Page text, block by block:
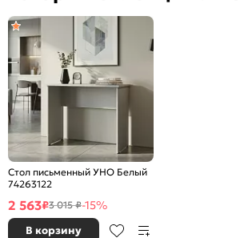
Стол письменный УНО Белый
74263122
2 563₽3 015 ₽-15%
В корзину